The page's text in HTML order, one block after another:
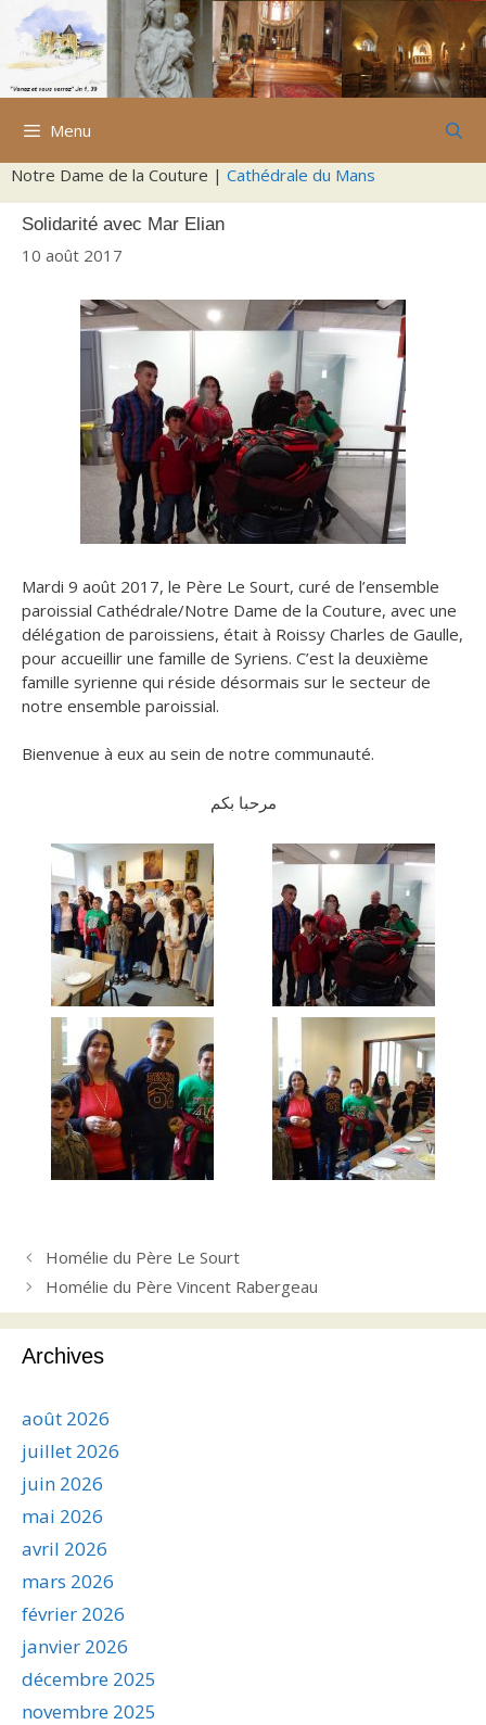
Aller
contenu
Menu
Notre Dame de la Couture | Cathédrale du Mans
Solidarité avec Mar Elian
10 août 2017
Mardi 9 août 2017, le Père Le Sourt, curé de l’ensemble
paroissial Cathédrale/Notre Dame de la Couture, avec une
délégation de paroissiens, était à Roissy Charles de Gaulle,
pour accueillir une famille de Syriens. C’est la deuxième
famille syrienne qui réside désormais sur le secteur de
notre ensemble paroissial.
Bienvenue à eux au sein de notre communauté.
مرحبا بكم
Homélie du Père Le Sourt
Homélie du Père Vincent Rabergeau
Archives
août 2026
juillet 2026
juin 2026
mai 2026
avril 2026
mars 2026
février 2026
janvier 2026
décembre 2025
novembre 2025